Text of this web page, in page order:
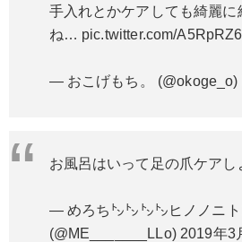
手入れとかケアしても綺麗に
ね… pic.twitter.com/
— おこげもち。 (@okoge_o)
お風呂はいって足の爪ケアし
— めろち㌧㌧︎㌧㌧ヒノノニ
(@ME_______LLo) 2019年3